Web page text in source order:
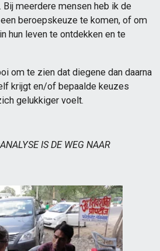
Bij meerdere mensen heb ik de
beroepskeuze te komen, of om
hun leven te ontdekken en te
om te zien dat diegene dan daarna
krijgt en/of bepaalde keuzes
gelukkiger voelt.
IS DE WEG NAAR